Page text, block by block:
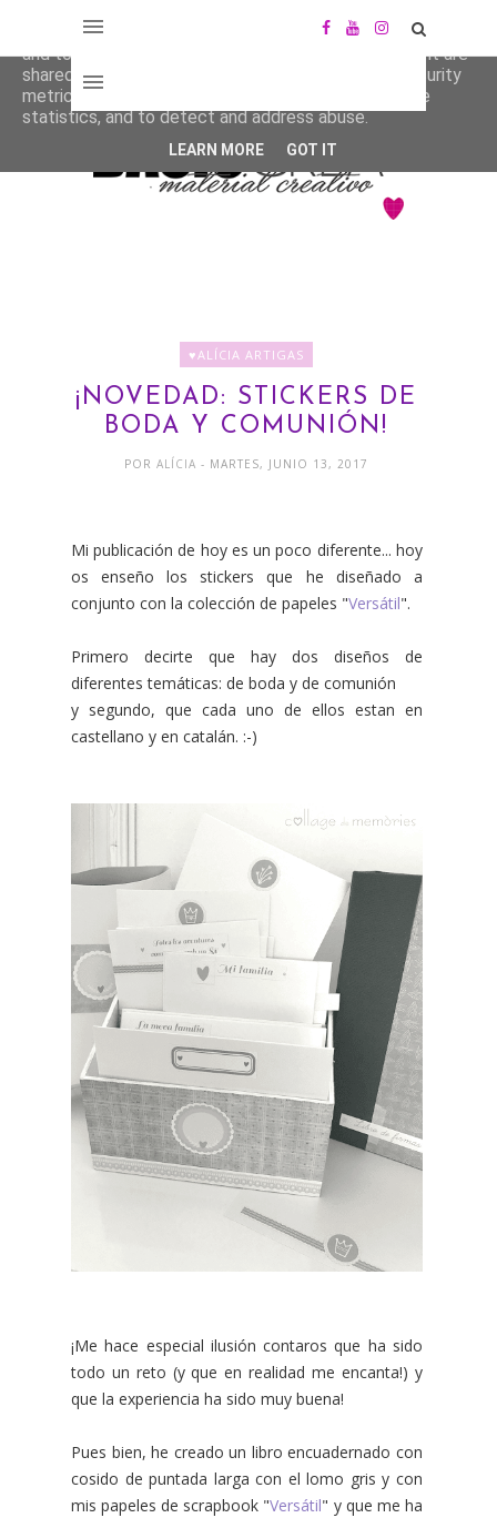
♥ALÍCIA ARTIGAS
¡NOVEDAD: STICKERS DE
BODA Y COMUNIÓN!
PORALÍCIA- MARTES, JUNIO 13, 2017
Mi publicación de hoy es un poco diferente... hoy
os enseño los stickers que he diseñado a
conjunto con la colección de papeles "Versátil".
Primero decirte que hay dos diseños de
diferentes temáticas: de boda y de comunión
y segundo, que cada uno de ellos estan en
castellano y en catalán. :-)
¡Me hace especial ilusión contaros que ha sido
todo un reto (y que en realidad me encanta!) y
que la experiencia ha sido muy buena!
Pues bien, he creado un libro encuadernado con
cosido de puntada larga con el lomo gris y con
mis papeles de scrapbook "Versátil" y que me ha
This site uses cookies from Google to deliver its services
and to analyze traffic. Your IP address and user-agent are
shared with Google along with performance and security
metrics to ensure quality of service, generate usage
statistics, and to detect and address abuse.
LEARN MORE GOT IT